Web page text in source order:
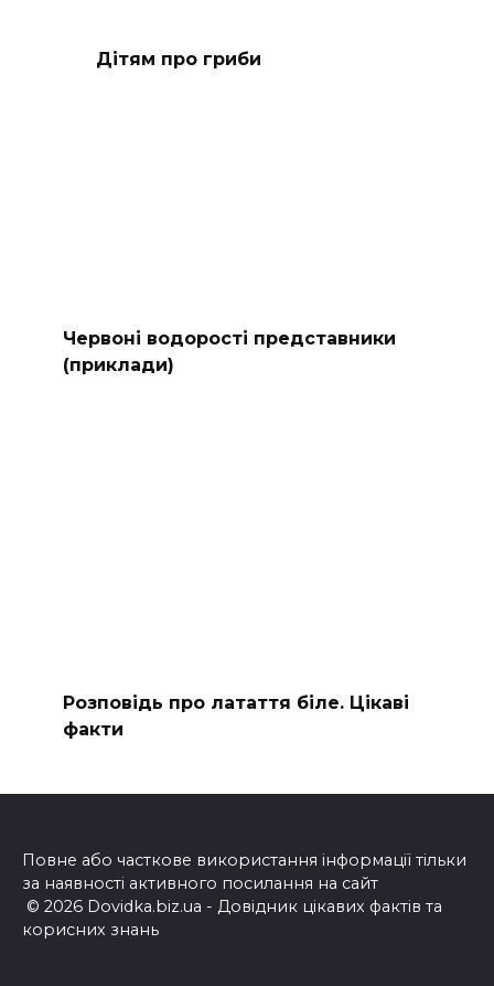
Дітям про гриби
Червоні водорості представники
(приклади)
Розповідь про латаття біле. Цікаві
факти
Повне або часткове використання інформації тільки
за наявності активного посилання на сайт
© 2026 Dovidka.biz.ua - Довідник цікавих фактів та
корисних знань